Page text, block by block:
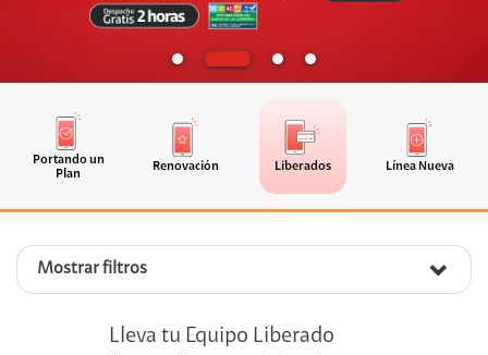
Portando un
Plan
Renovación Liberados Línea Nueva
Mostrar filtros
Lleva tu Equipo Liberado